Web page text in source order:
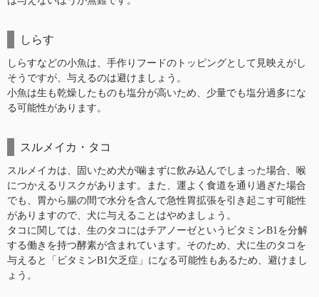
しらす
しらすなどの小魚は、手作りフードのトッピングとして見映えがし
そうですが、与えるのは避けましょう。
小魚は生も乾燥したものも塩分が高いため、少量でも塩分過多にな
る可能性があります。
スルメイカ・タコ
スルメイカは、固いため犬が噛まずに飲み込んでしまった場合、喉
につかえるリスクがあります。また、運よく食道を通り過ぎた場合
でも、胃から腸の間で水分を含んで急性胃拡張を引き起こす可能性
がありますので、犬に与えることはやめましょう。
タコに関しては、生のタコにはチアノーゼというビタミンB1を分解
する働きを持つ酵素が含まれています。そのため、犬に生のタコを
与えると「ビタミンB1欠乏症」になる可能性もあるため、避けまし
ょう。